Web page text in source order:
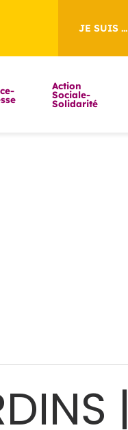
JE SUIS ...
Action
Sociale-
Solidarité
|